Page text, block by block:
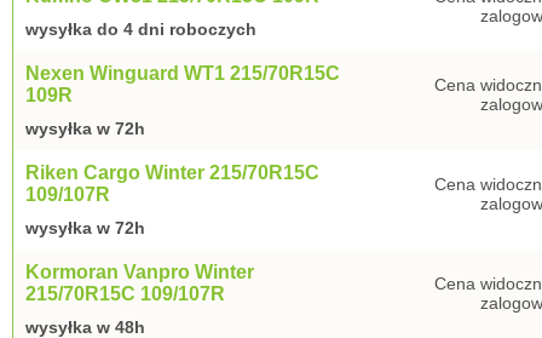
wysyłka do 4 dni roboczych
Nexen Winguard WT1 215/70R15C
109R
wysyłka w 72h
Cena
Riken Cargo Winter 215/70R15C
109/107R
wysyłka w 72h
Cena
Kormoran Vanpro Winter
215/70R15C 109/107R
wysyłka w 48h
Cena